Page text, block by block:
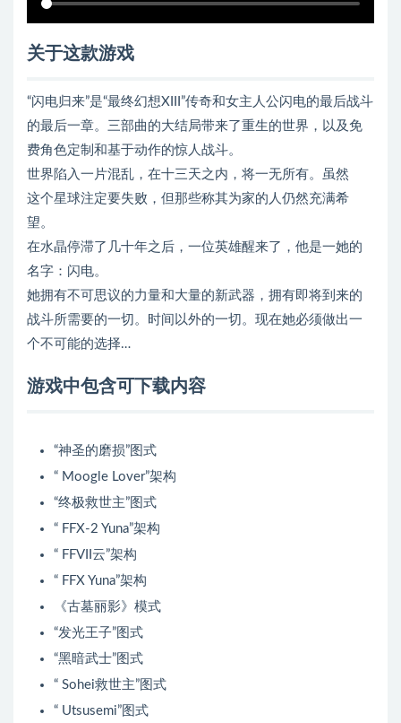
关于这款游戏
“闪电归来”是“最终幻想XIII”传奇和女主人公闪电的最后战斗
的最后一章。三部曲的大结局带来了重生的世界，以及免
费角色定制和基于动作的惊人战斗。
世界陷入一片混乱，在十三天之内，将一无所有。虽然
这个星球注定要失败，但那些称其为家的人仍然充满希
望。
在水晶停滞了几十年之后，一位英雄醒来了，他是一她的
名字：闪电。
她拥有不可思议的力量和大量的新武器，拥有即将到来的
战斗所需要的一切。时间以外的一切。现在她必须做出一
个不可能的选择…
游戏中包含可下载内容
“神圣的磨损”图式
“ Moogle Lover”架构
“终极救世主”图式
“ FFX-2 Yuna”架构
“ FFVII云”架构
“ FFX Yuna”架构
《古墓丽影》模式
“发光王子”图式
“黑暗武士”图式
“ Sohei救世主”图式
“ Utsusemi”图式